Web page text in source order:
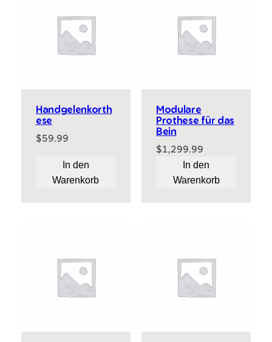
Handgelenkorth
ese
$59.99
In den
Warenkorb
Modulare
Prothese für das
Bein
$1,299.99
In den
Warenkorb